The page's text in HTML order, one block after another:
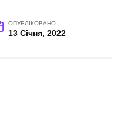
ОПУБЛІКОВАНО
13 Січня, 2022